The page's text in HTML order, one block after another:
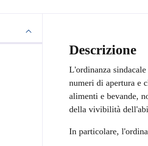
Descrizione
L'ordinanza
numeri di apertura e
alimenti e bevande,
della vivibilità
In particolare,